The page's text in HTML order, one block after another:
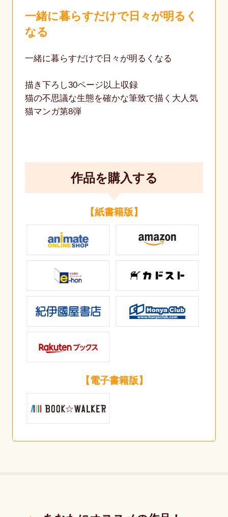
一緒に暮らすだけで日々が明るく
なる
一緒に暮らすだけで日々が明るくなる
描き下ろし30ページ以上収録
猫の不思議な生態を確かな筆致で描く大人気
猫マンガ第8弾
作品を購入する
【紙書籍版】
【電子書籍版】